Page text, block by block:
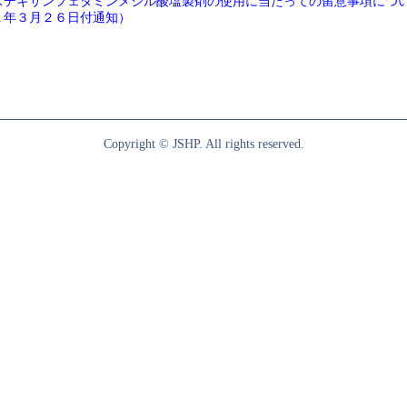
年３月２６日付通知）
Copyright © JSHP. All rights reserved.